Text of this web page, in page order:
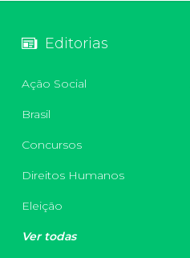
Editorias
Ação Social
Brasil
Concursos
Direitos Humanos
Eleição
Ver todas